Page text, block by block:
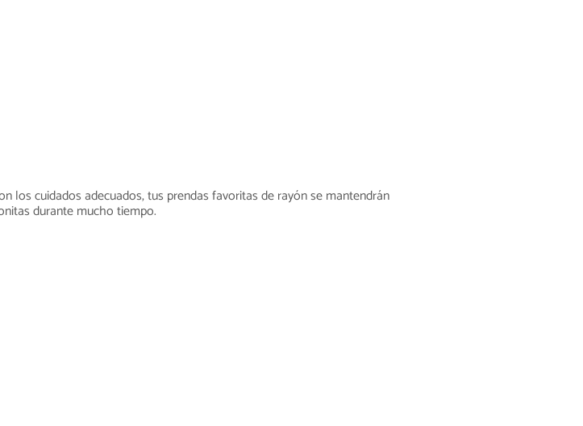
los cuidados adecuados, tus prendas favoritas de rayón se mantendrán
durante mucho tiempo.